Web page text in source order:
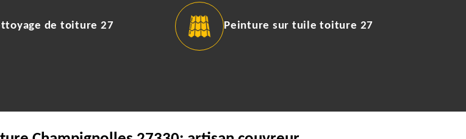
de toiture 27 Peinture sur tuile toiture 27